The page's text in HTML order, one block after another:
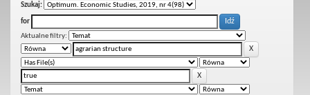
Szukaj:
for
Aktualne filtry: